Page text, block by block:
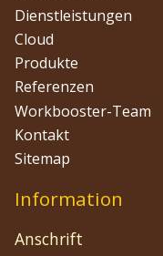
Dienstleistungen
Cloud
Produkte
Referenzen
Workbooster-Team
Kontakt
Sitemap
Information
Anschrift